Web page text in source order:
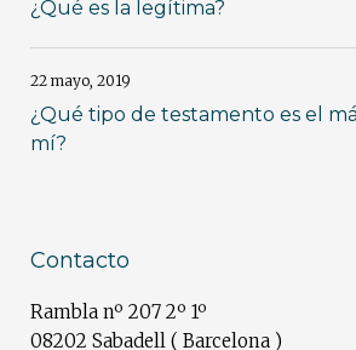
¿Qué es la legítima?
22 mayo, 2019
¿Qué tipo de testamento es el
mí?
Contacto
Rambla nº 207 2º 1º
08202 Sabadell ( Barcelona )